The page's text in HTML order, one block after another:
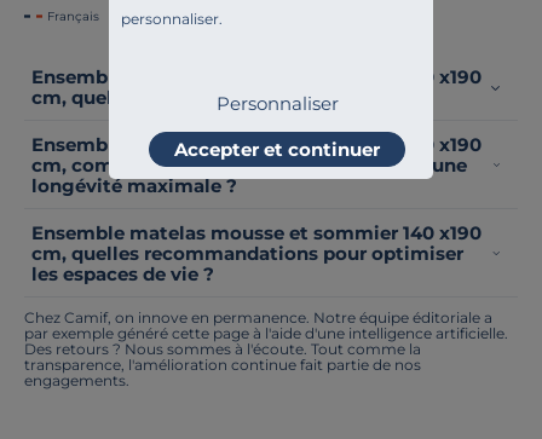
personnaliser.
Personnaliser
Accepter et continuer
Français
Ensemble matelas mousse et sommier 140 x190
cm, quels sont les composants idéaux ?
Ensemble matelas mousse et sommier 140 x190
cm, comment entretenir votre literie pour une
longévité maximale ?
Ensemble matelas mousse et sommier 140 x190
cm, quelles recommandations pour optimiser
les espaces de vie ?
Chez Camif, on innove en permanence. Notre équipe éditoriale a
par exemple généré cette page à l'aide d'une intelligence artificielle.
Des retours ? Nous sommes à l'écoute. Tout comme la
transparence, l'amélioration continue fait partie de nos
engagements.